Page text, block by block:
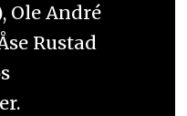
Ole André
Rustad